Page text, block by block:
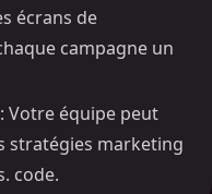
écrans de
campagne un
Votre équipe peut
stratégies marketing
code.